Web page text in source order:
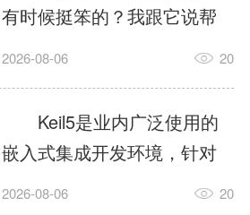
有时候挺笨的？我跟它说帮
我订个明天早上的闹钟，它
这样？因为AI，就是个只会
耍嘴皮子的书呆子。它脑子
里有海量知识，但没有真正
激发出来实力。而
2026-08-06 20
Keil5是业内广泛使用的
嵌入式集成开发环境，针对
ARM、51内核单片机提供编
2026-08-06 20